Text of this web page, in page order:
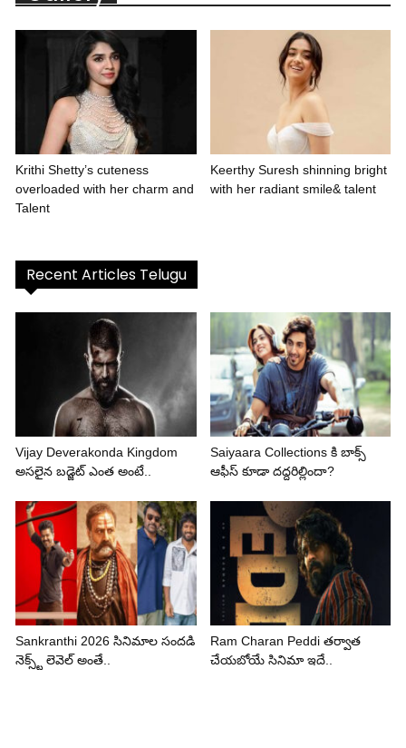
Krithi Shetty’s cuteness
overloaded with her charm and
Talent
Keerthy Suresh shinning bright
with her radiant smile& talent
Recent Articles Telugu
Vijay Deverakonda Kingdom
అసలైన బడ్జెట్ ఎంత అంటే..
Saiyaara Collections కి బాక్స్
ఆఫీస్ కూడా దద్దరిల్లిందా?
Sankranthi 2026 సినిమాల సందడి
నెక్స్ట్ లెవెల్ అంతే..
Ram Charan Peddi తర్వాత
చేయబోయే సినిమా ఇదే..